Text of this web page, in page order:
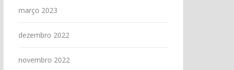
março 2023
dezembro 2022
novembro 2022